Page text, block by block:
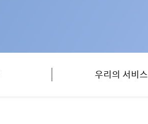
우리의 서비스